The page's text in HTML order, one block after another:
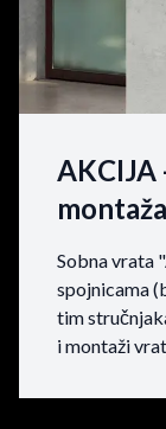
AKCIJA
montaža
Sobna vrata
spojnicama
tim
i montaži